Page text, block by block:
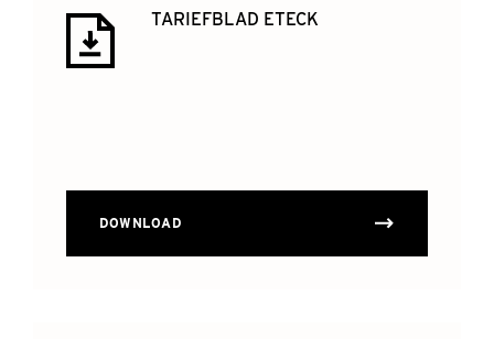
TARIEFBLAD ETECK
DOWNLOAD